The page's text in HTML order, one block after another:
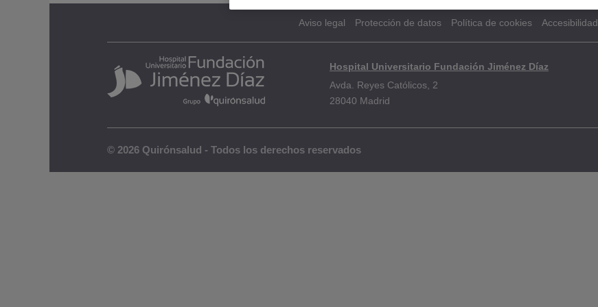
Aviso legal Protección de datos Política de cookies Accesibilidad
Hospital Universitario Fundación Jiménez Díaz
Avda. Reyes Católicos, 2
28040 Madrid
© 2026 Quirónsalud - Todos los derechos reservados